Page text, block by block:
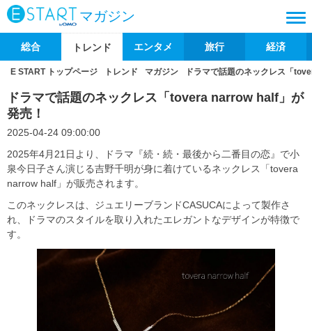
マガジン
総合 トレンド エンタメ 旅行 経済
E START トップページ トレンド マガジン ドラマで話題のネックレス「
ドラマで話題のネックレス「tovera narrow half」が
発売！
2025-04-24 09:00:00
2025年4月21日より、ドラマ『続・続・最後から二番目の恋』で小
泉今日子さん演じる吉野千明が身に着けているネックレス「tovera
narrow half」が販売されます。
このネックレスは、ジュエリーブランドCASUCAによって製作さ
れ、ドラマのスタイルを取り入れたエレガントなデザインが特徴で
す。